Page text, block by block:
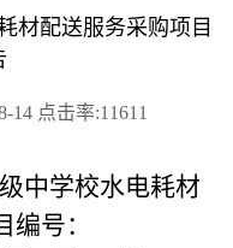
材配送服务采购项目
14 点击率:11611
中学校水电耗材
号：